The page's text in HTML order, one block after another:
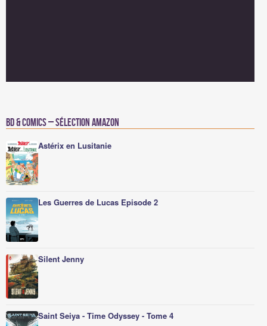
BD & Comics – Sélection Amazon
Astérix en Lusitanie
Les Guerres de Lucas Episode 2
Silent Jenny
Saint Seiya - Time Odyssey - Tome 4